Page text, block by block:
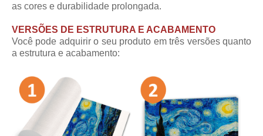
as cores e durabilidade prolongada.
VERSÕES DE ESTRUTURA E ACABAMENTO
Você pode adquirir o seu produto em três versões quanto
a estrutura e acabamento: